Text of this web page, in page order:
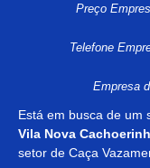
Preço
Telefone
Empresa
Está em busca de um
Vila Nova
setor de Caça